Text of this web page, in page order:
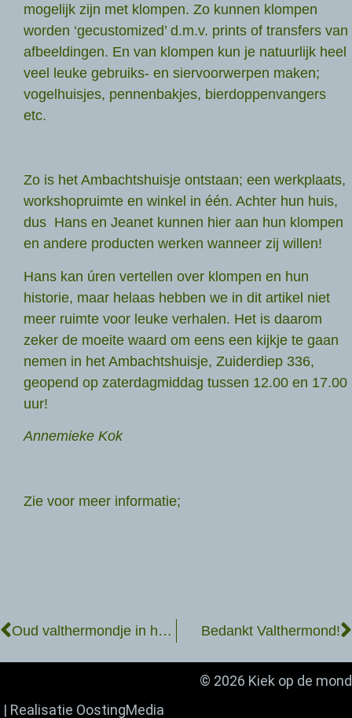
mogelijk zijn met klompen. Zo kunnen klompen
worden ‘gecustomized’ d.m.v. prints of transfers van
afbeeldingen. En van klompen kun je natuurlijk heel
veel leuke gebruiks- en siervoorwerpen maken;
vogelhuisjes, pennenbakjes, bierdoppenvangers
etc.
Zo is het Ambachtshuisje ontstaan; een werkplaats,
workshopruimte en winkel in één. Achter hun huis,
dus Hans en Jeanet kunnen hier aan hun klompen
en andere producten werken wanneer zij willen!
Hans kan úren vertellen over klompen en hun
historie, maar helaas hebben we in dit artikel niet
meer ruimte voor leuke verhalen. Het is daarom
zeker de moeite waard om eens een kijkje te gaan
nemen in het Ambachtshuisje, Zuiderdiep 336,
geopend op zaterdagmiddag tussen 12.00 en 17.00
uur!
Annemieke Kok
Zie voor meer informatie;
Oud valthermondje in het nieuws Bedankt Valthermond!
© 2026 Kiek op de mond
| Realisatie OostingMedia